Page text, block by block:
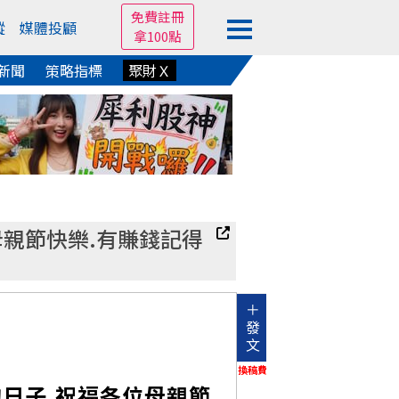
媒體投顧
免費註冊
拿100點
聞 策略指標 聚財Ｘ
節快樂.有賺錢記得
＋
發
文
換稿費